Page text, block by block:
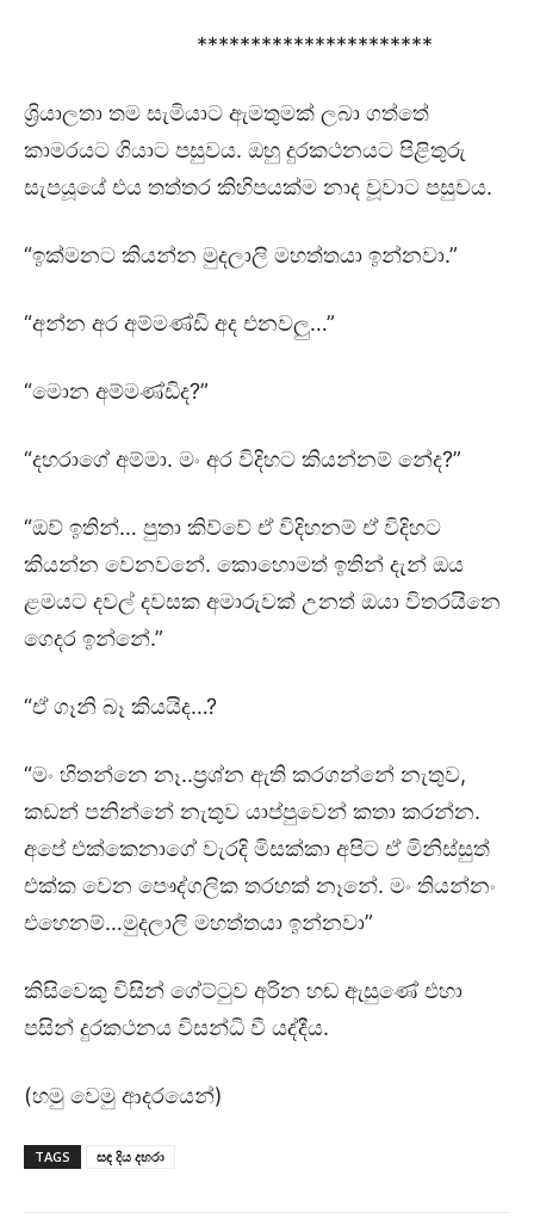
**********************
ශ්‍රියාලතා තම සැමියාට ඇමතුමක් ලබා ගත්තේ
කාමරයට ගියාට පසුවය. ඔහු දුරකථනයට පිළිතුරු
සැපයූයේ එය තත්තර කිහිපයක්ම නාද වූවාට පසුවය.
“ඉක්මනට කියන්න මුදලාලි මහත්තයා ඉන්නවා.”
“අන්න අර අම්මණ්ඩි අද එනවලු…”
“මොන අම්මණ්ඩිද?”
“දහරාගේ අම්මා. මං අර විදිහට කියන්නම් නේද?”
“ඔව් ඉතින්… පුතා කිව්වේ ඒ විදිහනම් ඒ විදිහට
කියන්න වෙනවනේ. කොහොමත් ඉතින් දැන් ඔය
ළමයට දවල් දවසක අමාරුවක් උනත් ඔයා විතරයිනෙ
ගෙදර ඉන්නේ.”
“ඒ ගෑනි බෑ කියයිද…?
“මං හිතන්නෙ නෑ..ප්‍රශ්න ඇති කරගන්නේ නැතුව,
කඩන් පනින්නේ නැතුව යාප්පුවෙන් කතා කරන්න.
අපේ එක්කෙනාගේ වැරදි මිසක්කා අපිට ඒ මිනිස්සුත්
එක්ක වෙන පෞද්ගලික තරහක් නෑනේ. මං තියන්නං
එහෙනම්…මුදලාලි මහත්තයා ඉන්නවා”
කිසිවෙකු විසින් ගේට්ටුව අරින හඬ ඇසුණේ එහා
පසින් දුරකථනය විසන්ධි වී යද්දීය.
(හමු වෙමු ආදරයෙන්)
TAGS සඳ දිය දහරා